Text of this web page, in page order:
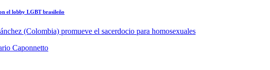
el lobby LGBT brasileño
(Colombia) promueve el sacerdocio para homosexuales
Caponnetto